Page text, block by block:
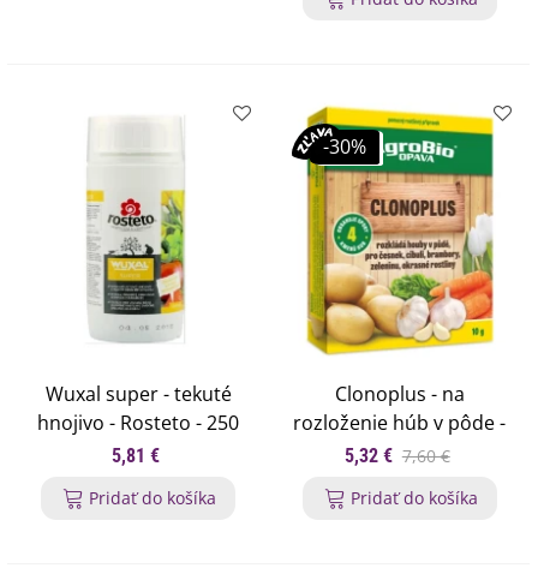
Wuxal super - tekuté
hnojivo - Rosteto - 250
ml
5,81 €
Pridať do košíka
-30%
Clonoplus - na
rozloženie húb v pôde -
biostimulant - AgroBio
5,32 € 7,60 €
Pridať do košíka